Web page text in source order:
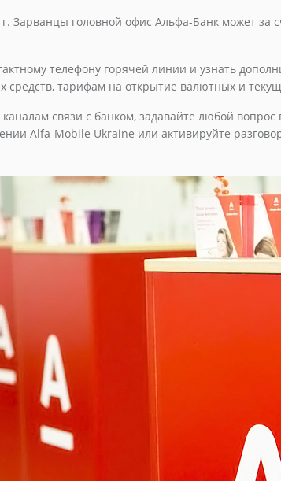
Зарванцы головной офис Альфа-Банк может за
телефону горячей линии и узнать
тарифам на открытие валютных и
связи с банком, задавайте любой
Alfa-Mobile Ukraine или активируйте